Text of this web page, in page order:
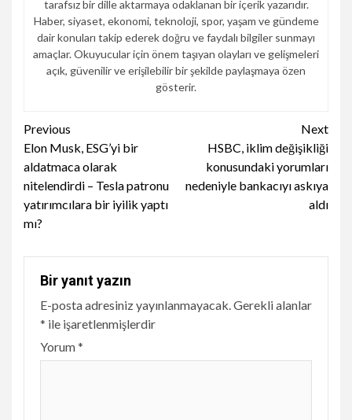
tarafsız bir dille aktarmaya odaklanan bir içerik yazarıdır.
Haber, siyaset, ekonomi, teknoloji, spor, yaşam ve gündeme
dair konuları takip ederek doğru ve faydalı bilgiler sunmayı
amaçlar. Okuyucular için önem taşıyan olayları ve gelişmeleri
açık, güvenilir ve erişilebilir bir şekilde paylaşmaya özen
gösterir.
Continue
Reading
Previous
Elon Musk, ESG’yi bir
aldatmaca olarak
nitelendirdi – Tesla patronu
yatırımcılara bir iyilik yaptı
mı?
Next
HSBC, iklim değişikliği
konusundaki yorumları
nedeniyle bankacıyı askıya
aldı
Bir yanıt yazın
E-posta adresiniz yayınlanmayacak.Gerekli alanlar
* ile işaretlenmişlerdir
Yorum*